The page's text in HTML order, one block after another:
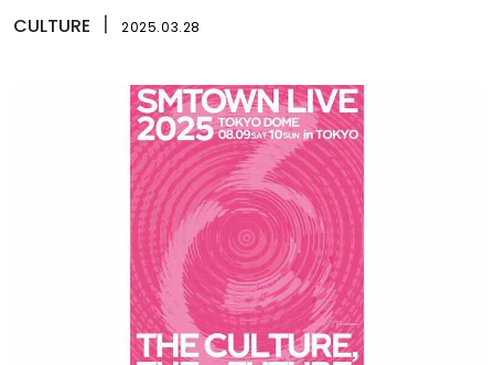
CULTURE 2025.03.28